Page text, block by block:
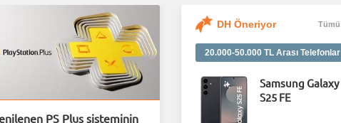
PS Plus sisteminin
DH Öneriyor Tümü
20.000-50.000 TL Arası Telefonlar
Samsung Galaxy
S25 FE